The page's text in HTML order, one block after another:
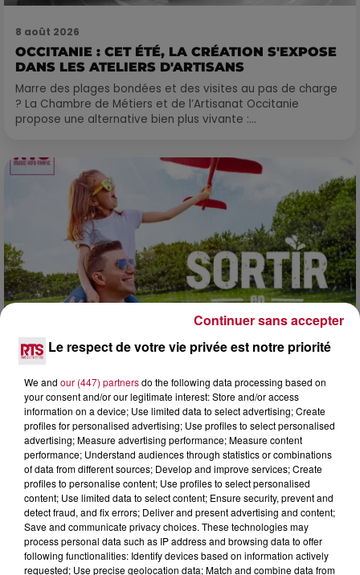
8 août 2026
OCCITANIE : CET ÉTÉ, LA CRÉATION S'EXPOSE
DANS LES ATELIERS D'ARTISANS
Marre des plages bondées et des visites au pas de charge
? La Chambre de Métiers et de l’Artisanat Occitanie
propose une alternative bien plus vivante :...
7 août 2026
NOS IDÉES DE SORTIE POUR CE WEEK-END
Comme tous les vendredis, voici une petite sélection des
rendez-vous à ne pas manquer dans le coin. Que vous ayez
envie de voyager à l'autre bout du monde,...
Le respect de votre vie privée est notre priorité
We and our (447) partnersdo the following data processing based on
your consent and/or our legitimate interest: Store and/or access
information on a device; Use limited data to select advertising; Create
profiles for personalised advertising; Use profiles to select personalised
advertising; Measure advertising performance; Measure content
performance; Understand audiences through statistics or combinations
of data from different sources; Develop and improve services; Create
profiles to personalise content; Use profiles to select personalised
content; Use limited data to select content; Ensure security, prevent and
detect fraud, and fix errors; Deliver and present advertising and content;
Save and communicate privacy choices. These technologies may
process personal data such as IP address and browsing data to offer
following functionalities: Identify devices based on information actively
requested; Use precise geolocation data; Match and combine data from
Continuer sans accepter